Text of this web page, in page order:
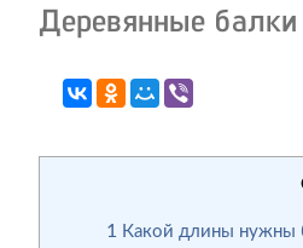
Деревянные балки
1 Какой длины нужны